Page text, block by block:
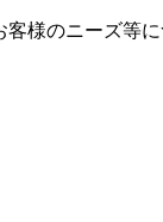
様のニーズ等